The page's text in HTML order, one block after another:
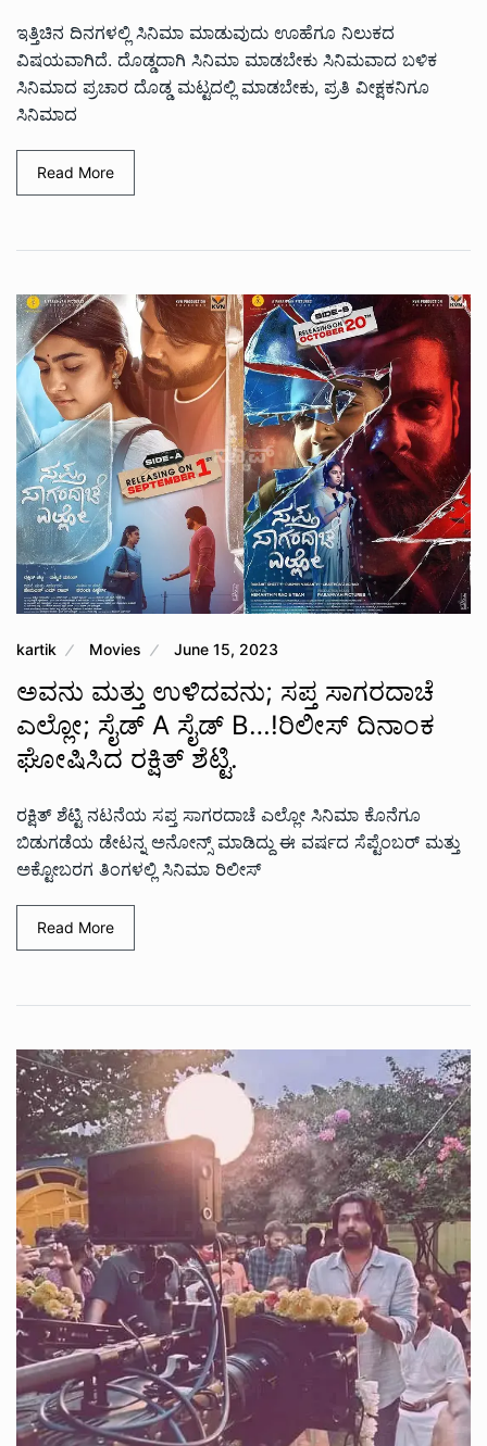
ಇತ್ತಿಚಿನ‌ ದಿನಗಳಲ್ಲಿ ಸಿನಿಮಾ ಮಾಡುವುದು ಊಹೆಗೂ ನಿಲುಕದ
ವಿಷಯವಾಗಿದೆ. ದೊಡ್ಡದಾಗಿ ಸಿನಿಮಾ ಮಾಡಬೇಕು ಸಿನಿಮವಾದ ಬಳಿಕ
ಸಿನಿಮಾದ ಪ್ರಚಾರ ದೊಡ್ಡ ಮಟ್ಟದಲ್ಲಿ ಮಾಡಬೇಕು, ಪ್ರತಿ ವೀಕ್ಷಕನಿಗೂ
ಸಿನಿಮಾದ
Read More
kartik Movies June 15, 2023
ಅವನು ಮತ್ತು ಉಳಿದವನು; ಸಪ್ತ ಸಾಗರದಾಚೆ
ಎಲ್ಲೋ; ಸೈಡ್ A ಸೈಡ್ B…!ರಿಲೀಸ್‌ ದಿನಾಂಕ
ಘೋಷಿಸಿದ ರಕ್ಷಿತ್‌ ಶೆಟ್ಟಿ.
ರಕ್ಷಿತ್‌ ಶೆಟ್ಟಿ ನಟನೆಯ ಸಪ್ತ ಸಾಗರದಾಚೆ ಎಲ್ಲೋ ಸಿನಿಮಾ ಕೊನೆಗೂ
ಬಿಡುಗಡೆಯ ಡೇಟನ್ನ‌ ಅನೋನ್ಸ್ ಮಾಡಿದ್ದು ಈ ವರ್ಷದ ಸೆಪ್ಟೆಂಬರ್ ಮತ್ತು
ಅಕ್ಟೋಬರಗ ತಿಂಗಳಲ್ಲಿ ಸಿನಿಮಾ‌ ರಿಲೀಸ್
Read More